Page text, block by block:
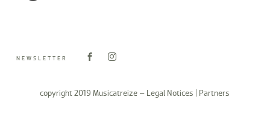
NEWSLETTER
copyright 2019 Musicatreize – Legal Notices Partners